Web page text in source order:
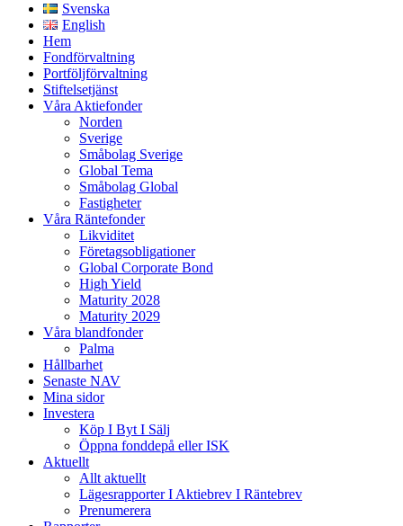
Svenska
English
Hem
Fondförvaltning
Portföljförvaltning
Stiftelsetjänst
Våra Aktiefonder
Norden
Sverige
Småbolag Sverige
Global Tema
Småbolag Global
Fastigheter
Våra Räntefonder
Likviditet
Företagsobligationer
Global Corporate Bond
High Yield
Maturity 2028
Maturity 2029
Våra blandfonder
Palma
Hållbarhet
Senaste NAV
Mina sidor
Investera
Köp I Byt I Sälj
Öppna fonddepå eller ISK
Aktuellt
Allt aktuellt
Lägesrapporter I Aktiebrev I Räntebrev
Prenumerera